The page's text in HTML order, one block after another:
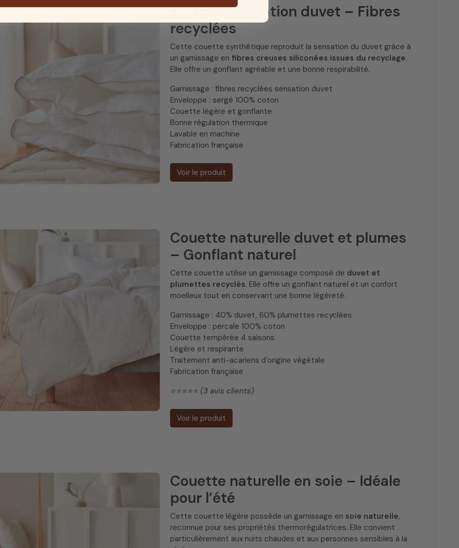
Couette sensation duvet – Fibres
recyclées
Cette couette synthétique reproduit la sensation du duvet grâce à
un garnissage en fibres creuses siliconées issues du recyclage.
Elle offre un gonflant agréable et une bonne respirabilité.
Garnissage : fibres recyclées sensation duvet
Enveloppe : sergé 100% coton
Couette légère et gonflante
Bonne régulation thermique
Lavable en machine
Fabrication française
Voir le produit
Couette naturelle duvet et plumes
– Gonflant naturel
Cette couette utilise un garnissage composé de duvet et
plumettes recyclés. Elle offre un gonflant naturel et un confort
moelleux tout en conservant une bonne légèreté.
Garnissage : 40% duvet, 60% plumettes recyclées
Enveloppe : percale 100% coton
Couette tempérée 4 saisons
Légère et respirante
Traitement anti-acariens d’origine végétale
Fabrication française
⭐️⭐️⭐️⭐️⭐️ (3 avis clients)
Voir le produit
Couette naturelle en soie – Idéale
pour l’été
Cette couette légère possède un garnissage en soie naturelle,
reconnue pour ses propriétés thermorégulatrices. Elle convient
particulièrement aux nuits chaudes et aux personnes sensibles à la